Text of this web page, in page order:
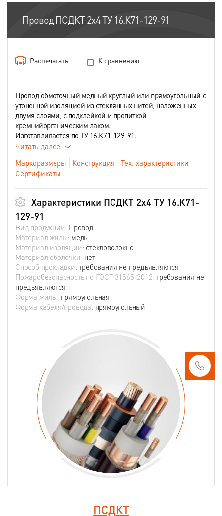
Шнуры шахтные
Провод ПСДКТ 2х4 ТУ 16.К71-129-91
Распечатать К сравнению
Провод обмоточный медный круглый или прямоугольный с
утоненной изоляцией из стеклянных нитей, наложенных
двумя слоями, с подклейкой и пропиткой
кремнийорганическим лаком.
Изготавливается по ТУ 16.К71-129-91.
Читать далее
Маркоразмеры
Конструкция
Тех. характеристики
Сертификаты
Характеристики ПСДКТ 2х4 ТУ 16.К71-
129-91
Вид продукции: Провод
Материал жилы: медь
Материал изоляции: стекловолокно
Материал оболочки: нет
Способ прокладки:требования не предъявляются
Пожаробезопасность по ГОСТ 31565-2012:требования не
предъявляются
Форма жилы: прямоугольная
Форма кабеля/провода: прямоугольный
ПСДКТ